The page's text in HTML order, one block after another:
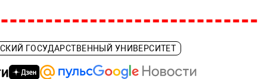
ГОСУДАРСТВЕННЫЙ УНИВЕРСИТЕТ